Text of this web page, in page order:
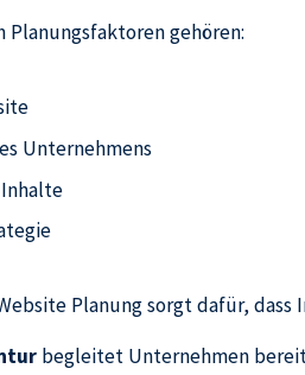
gehören:
Unternehmens
Planung sorgt dafür,
begleitet Unternehmen